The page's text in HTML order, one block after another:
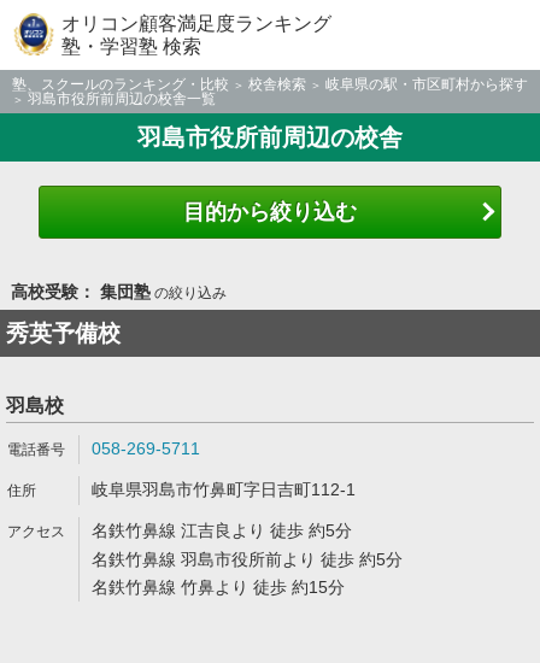
オリコン顧客満足度ランキング
塾・学習塾 検索
塾、スクールのランキング・比較 校舎検索
岐阜県の駅・市区町村から探す
羽島市役所前周辺の校舎一覧
羽島市役所前周辺の校舎
目的から絞り込む
高校受験： 集団塾の絞り込み
秀英予備校
羽島校
058-269-5711
岐阜県羽島市竹鼻町字日吉町112-1
名鉄竹鼻線 江吉良より 徒歩 約5分
名鉄竹鼻線 羽島市役所前より 徒歩 約5分
名鉄竹鼻線 竹鼻より 徒歩 約15分